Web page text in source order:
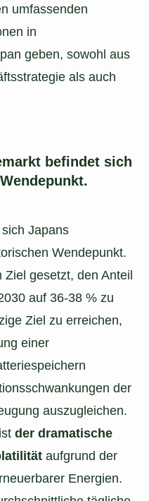
umfassenden
in
geben, sowohl aus
als auch
befindet sich
Japans
Wendepunkt.
gesetzt, den Anteil
auf 36-38 % zu
Ziel zu erreichen,
einer
der
auszugleichen.
der dramatische
aufgrund der
Energien.